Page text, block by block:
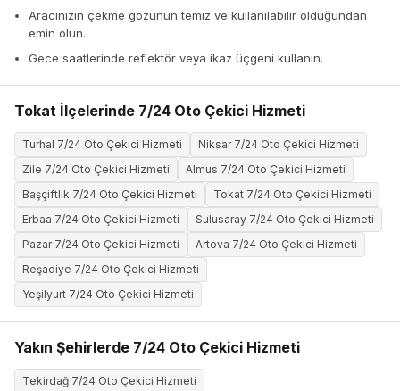
Aracınızın çekme gözünün temiz ve kullanılabilir olduğundan
emin olun.
Gece saatlerinde reflektör veya ikaz üçgeni kullanın.
Tokat İlçelerinde 7/24 Oto Çekici Hizmeti
Turhal 7/24 Oto Çekici Hizmeti
Niksar 7/24 Oto Çekici Hizmeti
Zile 7/24 Oto Çekici Hizmeti
Almus 7/24 Oto Çekici Hizmeti
Başçiftlik 7/24 Oto Çekici Hizmeti
Tokat 7/24 Oto Çekici Hizmeti
Erbaa 7/24 Oto Çekici Hizmeti
Sulusaray 7/24 Oto Çekici Hizmeti
Pazar 7/24 Oto Çekici Hizmeti
Artova 7/24 Oto Çekici Hizmeti
Reşadiye 7/24 Oto Çekici Hizmeti
Yeşilyurt 7/24 Oto Çekici Hizmeti
Yakın Şehirlerde 7/24 Oto Çekici Hizmeti
Tekirdağ 7/24 Oto Çekici Hizmeti